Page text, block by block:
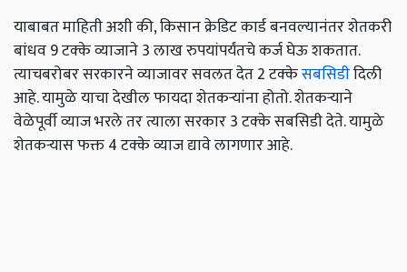
याबाबत माहिती अशी की, किसान क्रेडिट कार्ड बनवल्यानंतर शेतकरी
बांधव 9 टक्के व्याजाने 3 लाख रुपयांपर्यंतचे कर्ज घेऊ शकतात.
त्याचबरोबर सरकारने व्याजावर सवलत देत 2 टक्केसबसिडीदिली
आहे. यामुळे याचा देखील फायदा शेतकऱ्यांना होतो. शेतकऱ्याने
वेळेपूर्वी व्याज भरले तर त्याला सरकार 3 टक्के सबसिडी देते. यामुळे
शेतकऱ्यास फक्त 4 टक्के व्याज द्यावे लागणार आहे.